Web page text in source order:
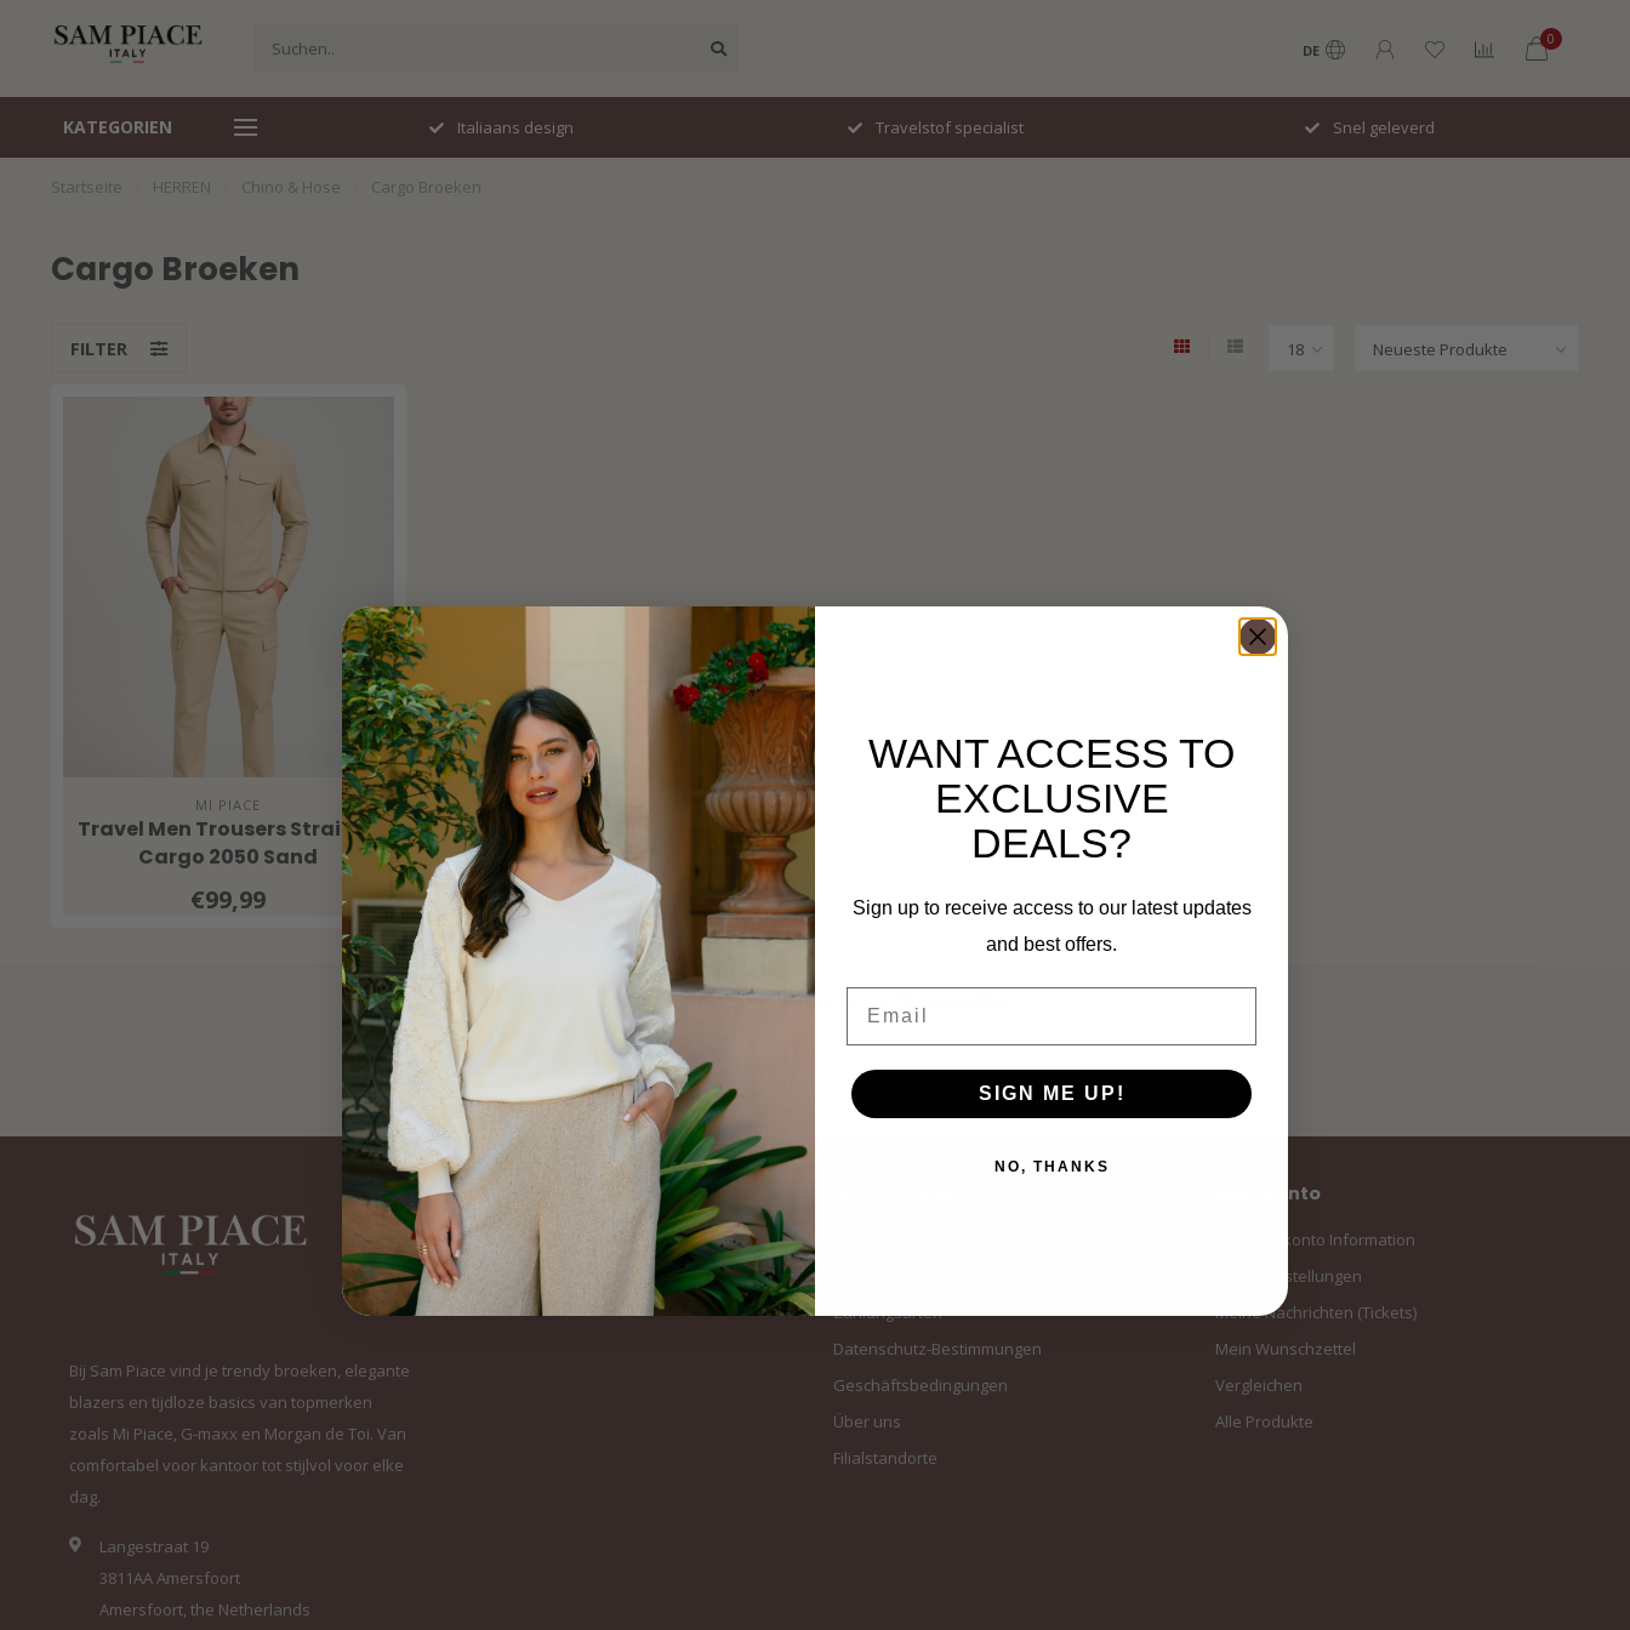
DE
0
KATEGORIEN
Perfecte pasvorm Italiaans design Travelstof specialist Snel geleverd
Startseite HERREN Chino & Hose Cargo Broeken
Cargo Broeken
FILTER
MI PIACE
Travel Men Trousers Straight
Cargo 2050 Sand
€99,99
Abonnieren Sie unseren Newsletter
Bleibe auf dem Laufenden mit unseren Newsletter-Angeboten
Abonnieren
Bij Sam Piace vind je trendy broeken, elegante
blazers en tijdloze basics van topmerken
zoals Mi Piace, G-maxx en Morgan de Toi. Van
comfortabel voor kantoor tot stijlvol voor elke
dag.
Langestraat 19
3811AA Amersfoort
Amersfoort, the Netherlands
Zahlungsarten
Datenschutz-Bestimmungen
Geschäftsbedingungen
Über uns
Filialstandorte
Mein Konto
Benutzerkonto Information
Meine Bestellungen
Meine Nachrichten (Tickets)
Mein Wunschzettel
Vergleichen
Alle Produkte
WANT ACCESS TO
EXCLUSIVE
DEALS?
Sign up to receive access to our latest updates
and best offers.
SIGN ME UP!
NO, THANKS